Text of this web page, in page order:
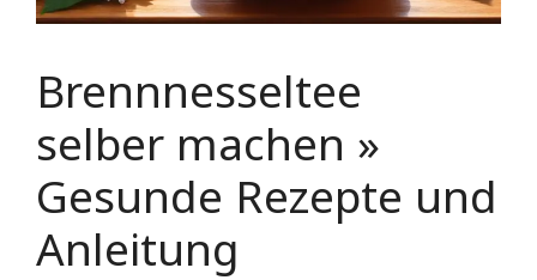
Brennnesseltee
selber machen »
Gesunde Rezepte und
Anleitung